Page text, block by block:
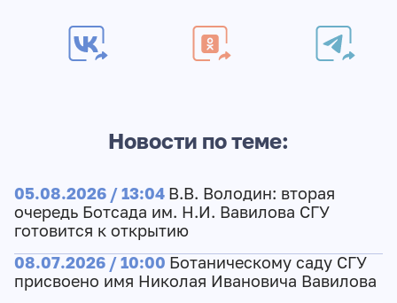
Новости по теме:
05.08.2026 / 13:04 В.В. Володин: вторая
очередь Ботсада им. Н.И. Вавилова СГУ
готовится к открытию
08.07.2026 / 10:00 Ботаническому саду СГУ
присвоено имя Николая Ивановича Вавилова